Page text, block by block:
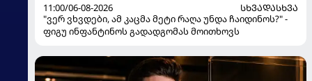
11:00/06-08-2026
ᲡᲮᲕᲐᲓᲐᲡᲮᲕᲐ
"ვერ ვხვდები, ამ კაცმა მეტი რაღა უნდა ჩაიდინოს?" -
ფიგუ ინფანტინოს გადადგომას მოითხოვს